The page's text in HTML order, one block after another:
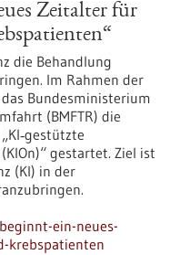
Zeitalter für
die Behandlung
Im Rahmen der
Bundesministerium
(BMFTR) die
gestartet. Ziel ist
(KI) in der
ein-neues-
krebspatienten